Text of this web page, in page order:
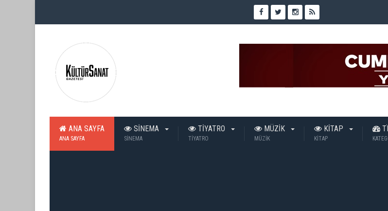
ANA SAYFA
ANA SAYFA
SİNEMA
SİNEMA
TİYATRO
TİYATRO
MÜZİK
MÜZİK
KİTAP
KİTAP